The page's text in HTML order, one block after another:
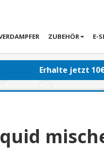
ZUBEHÖR E-
Erhalte jetzt